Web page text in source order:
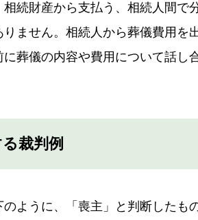
続財産から支払う、相続人間で
ません。相続人から葬儀費用を
葬儀の内容や費用について話し
裁判例
ように、「喪主」と判断したも